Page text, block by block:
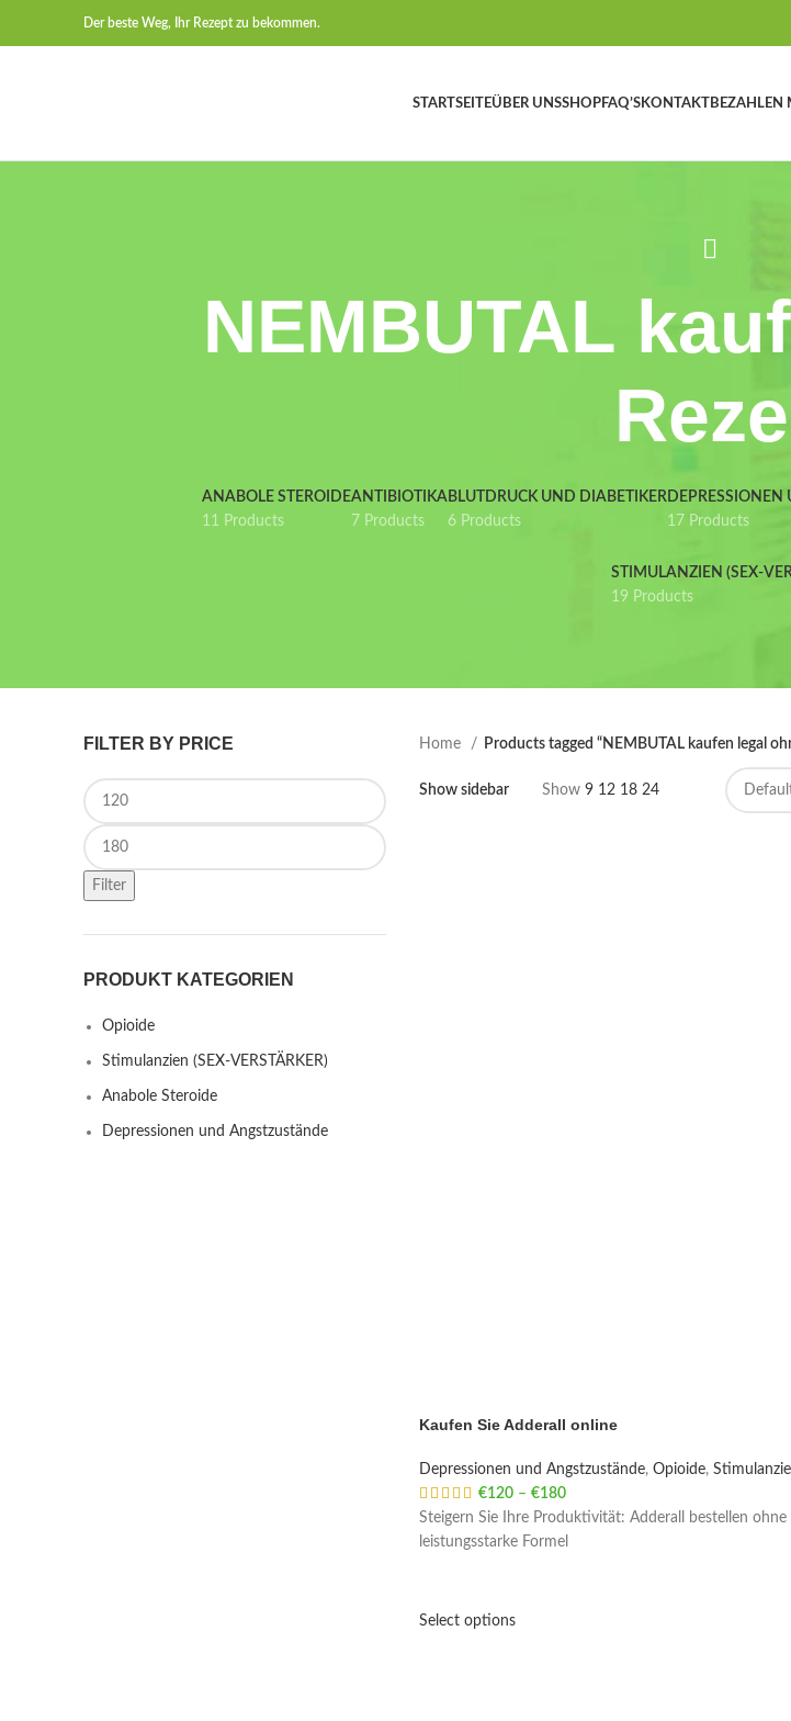
Der beste Weg, Ihr Rezept zu bekommen.
STARTSEITEÜBER UNSSHOPFAQ’SKONTAKTBEZAHLEN
NEMBUTAL
ANABOLE STEROIDE
11 Products
ANTIBIOTIKA
7 Products
BLUTDRUCK UND DIABETIKER
6 Products
17 Products
STIMULANZIEN (SEX-
19 Products
FILTER BY PRICE
Min price
Max price
Filter
PRODUKT KATEGORIEN
Opioide
Stimulanzien (SEX-VERSTÄRKER)
Anabole Steroide
Depressionen und Angstzustände
Home Products tagged “NEMBUTAL kaufen legal
Show sidebar Show 9 12 18 24
Kaufen Sie Adderall online
Depressionen und Angstzustände, Opioide,
€120 – €180Price range: €120 through €180
Steigern Sie Ihre Produktivität: Adderall bestellen
leistungsstarke Formel
Select options